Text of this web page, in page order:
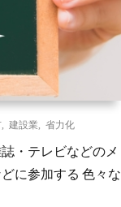
, 建設業 省力化
・テレビなどのメ
に参加する 色々な